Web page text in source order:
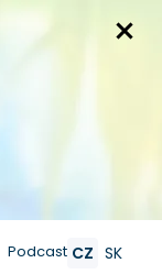
Podcast CZ SK